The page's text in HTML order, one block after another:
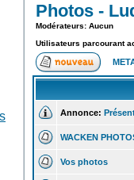
Photos -
Modérateurs: Aucun
Utilisateurs parcourant
Annonce:
WACKEN
Vos photos